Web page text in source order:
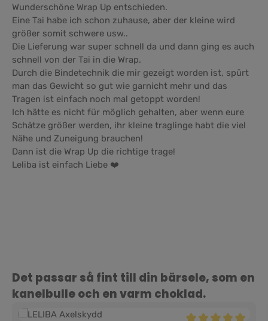
Wunderschöne Wrap Up entschieden.
Eine Tai habe ich schon zuhause, aber der kleine wird
größer somit schwere usw..
Die Lieferung war super schnell da und dann ging es auch
schnell von der Tai in die Wrap.
Durch die Bindetechnik die mir gezeigt worden ist, spürt
man das Gewicht so gut wie garnicht mehr und das
Tragen ist einfach noch mal getoppt worden!
Ich hätte es nicht für möglich gehalten, aber wenn eure
Schätze größer werden, ihr kleine traglinge habt die viel
Nähe und Zuneigung brauchen!
Dann ist die Wrap Up die richtige trage!
Leliba ist einfach Liebe ❤️
Hoppa över produktgalleri
Det passar så fint till din bärsele, som en
kanelbulle och en varm choklad.